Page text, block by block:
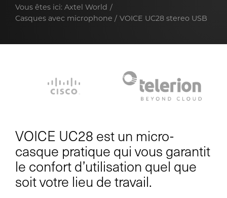
Vous êtes ici: Axtel World
Casques avec microphone
VOICE UC28 stereo USB
VOICE UC28 est un micro-
casque pratique qui vous garantit
le confort d’utilisation quel que
soit votre lieu de travail.